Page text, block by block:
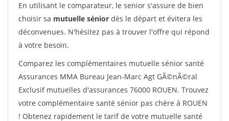
En utilisant le comparateur, le senior s'assure de bien
choisir sa mutuelle sénior dès le départ et évitera les
déconvenues. N'hésitez pas à trouver l'offre qui répond
à votre besoin.
Comparez les complémentaires mutuelle sénior santé
Assurances MMA Bureau Jean-Marc Agt GÃ©nÃ©ral
Exclusif mutuelles d'assurances 76000 ROUEN. Trouvez
votre complémentaire santé sénior pas chère à ROUEN
! Obtenez rapidement le tarif de votre mutuelle santé